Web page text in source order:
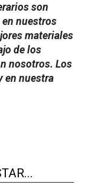
son
nuestros
materiales
de los
nosotros. Los
en nuestra